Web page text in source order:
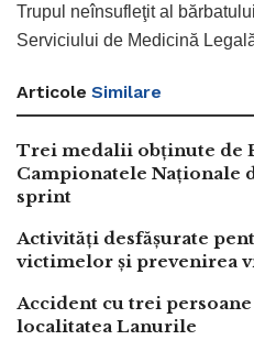
Trupul neînsufleţit al
Serviciului de Medicină
Articole Similare
Trei medalii obținute de
Campionatele Naționale
sprint
Activități desfășurate
victimelor și prevenirea
Accident cu trei
localitatea Lanurile